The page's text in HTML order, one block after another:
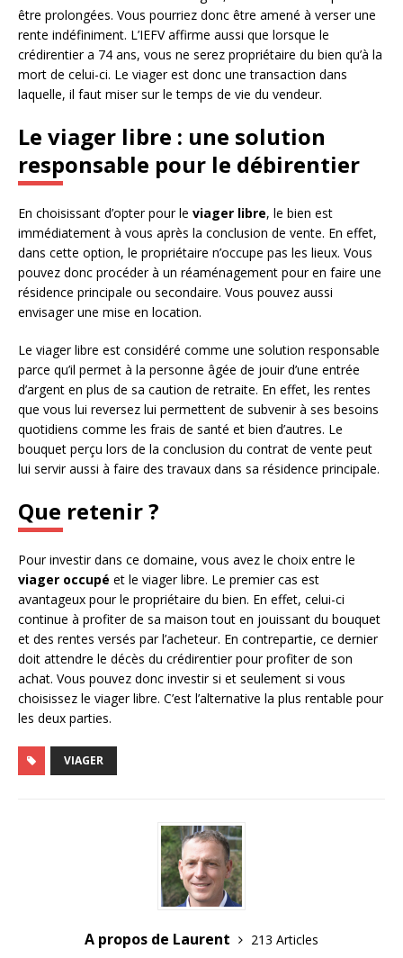
être prolongées. Vous pourriez donc être amené à verser une
rente indéfiniment. L’IEFV affirme aussi que lorsque le
crédirentier a 74 ans, vous ne serez propriétaire du bien qu’à la
mort de celui-ci. Le viager est donc une transaction dans
laquelle, il faut miser sur le temps de vie du vendeur.
Le viager libre : une solution
responsable pour le débirentier
En choisissant d’opter pour le viager libre, le bien est
immédiatement à vous après la conclusion de vente. En effet,
dans cette option, le propriétaire n’occupe pas les lieux. Vous
pouvez donc procéder à un réaménagement pour en faire une
résidence principale ou secondaire. Vous pouvez aussi
envisager une mise en location.
Le viager libre est considéré comme une solution responsable
parce qu’il permet à la personne âgée de jouir d’une entrée
d’argent en plus de sa caution de retraite. En effet, les rentes
que vous lui reversez lui permettent de subvenir à ses besoins
quotidiens comme les frais de santé et bien d’autres. Le
bouquet perçu lors de la conclusion du contrat de vente peut
lui servir aussi à faire des travaux dans sa résidence principale.
Que retenir ?
Pour investir dans ce domaine, vous avez le choix entre le
viager occupé et le viager libre. Le premier cas est
avantageux pour le propriétaire du bien. En effet, celui-ci
continue à profiter de sa maison tout en jouissant du bouquet
et des rentes versés par l’acheteur. En contrepartie, ce dernier
doit attendre le décès du crédirentier pour profiter de son
achat. Vous pouvez donc investir si et seulement si vous
choisissez le viager libre. C’est l’alternative la plus rentable pour
les deux parties.
VIAGER
A propos de Laurent
213 Articles